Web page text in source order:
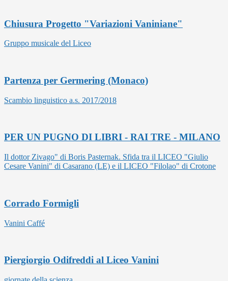
Chiusura Progetto "Variazioni Vaniniane"
Gruppo musicale del Liceo
Partenza per Germering (Monaco)
Scambio linguistico a.s. 2017/2018
PER UN PUGNO DI LIBRI - RAI TRE - MILANO
Il dottor Zivago" di Boris Pasternak. Sfida tra il LICEO "Giulio
Cesare Vanini" di Casarano (LE) e il LICEO "Filolao" di Crotone
Corrado Formigli
Vanini Caffé
Piergiorgio Odifreddi al Liceo Vanini